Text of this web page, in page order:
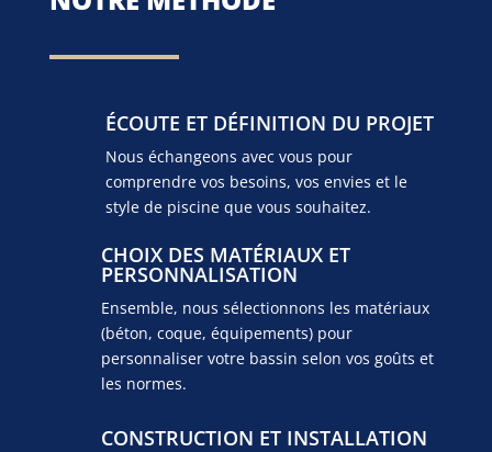
ÉCOUTE ET DÉFINITION DU PROJET
Nous échangeons avec vous pour
comprendre vos besoins, vos envies et le
style de piscine que vous souhaitez.
CHOIX DES MATÉRIAUX ET
PERSONNALISATION
Ensemble, nous sélectionnons les matériaux
(béton, coque, équipements) pour
personnaliser votre bassin selon vos goûts et
les normes.
CONSTRUCTION ET INSTALLATION